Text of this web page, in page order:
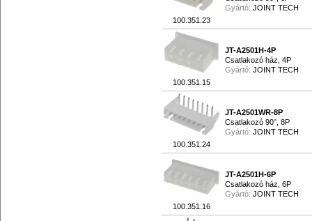
100.351.23
Gyártó: JOINT TECH
100.351.15
JT-A2501H-4P
Csatlakozó ház, 4P
Gyártó: JOINT TECH
100.351.24
JT-A2501WR-8P
Csatlakozó 90°, 8P
Gyártó: JOINT TECH
100.351.16
JT-A2501H-6P
Csatlakozó ház, 6P
Gyártó: JOINT TECH